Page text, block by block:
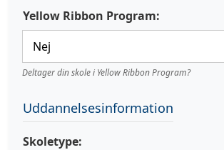
Yellow Ribbon Program:
Deltager din skole i Yellow Ribbon Program?
Uddannelsesinformation
Skoletype: